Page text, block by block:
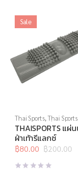
Sale
Thai Sports,Thai Sports
Brand,สินค้าล็อตสุดท้าย
อุปกรณ์คลายกล้ามเนื้อ,
นวด,อุปกรณ์เพื่อสุขภาพ
THAISPORTS แผ่
ฝ่าเท้ารีแลกซ์
฿200.00
Original
price
was:
฿80.00
Current
price
is: